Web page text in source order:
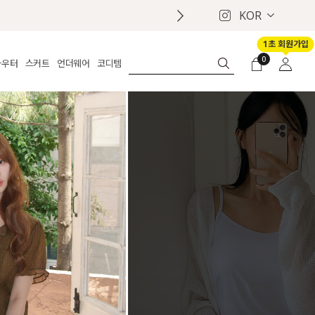
KOR
터
건
켓
/집업
트
딩
스커트
롱
데님
린넨
미니/미디
팬츠 스커트
언더웨어
보정웨어
브라
인견
나시/속바지
파자마
ETC
세트
코디템
MADE
벨트
슈즈
쥬얼리
액세서리
양말/스타킹
0
1초 회원가입
회원가입
마이페이지